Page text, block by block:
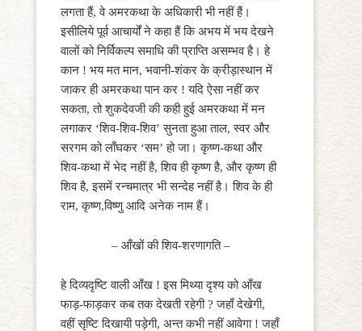
लगता हैं, वे अमरकथा के अधिकारी भी नहीं हैं।
इसीलिये पूर्व आचार्यों ने कहा हैं कि अभय में भय देखने
वालों को निर्विकल्प समाधि की प्राप्ति असम्भव है। हे
कान ! भय मत मान, भवानी-शंकर के क्रीड़ास्थान में
जाकर ही अमरकथा पान कर ! यदि ऐसा नहीं कर
सकता, तो शुकदेवजी की कही हुई अमरकथा में मन
लगाकर ‘शिव-शिव-शिव’ सुनता हुआ ताल, स्वर और
सरगम को लाँघकर ‘सम’ हो जा। कृष्ण-कथा और
शिव-कथा में भेद नहीं है, शिव ही कृष्ण है, और कृष्ण ही
शिव है, इसमें रन्चमात्र भी सन्देह नहीं है। शिव के ही
राम, कृष्ण,विष्णु आदि अनेक नाम हैं।
– आँखों की शिव-शरणागति –
हे दिव्यदृष्टि वाली आँख ! इस मिथ्या दृश्य को आँख
फाड़-फाड़कर कब तक देखती रहेगी ? जहाँ देखेगी,
वहीं सृष्टि दिखायी पड़ेगी, अन्त कभी नहीं आवेगा ! जहाँ